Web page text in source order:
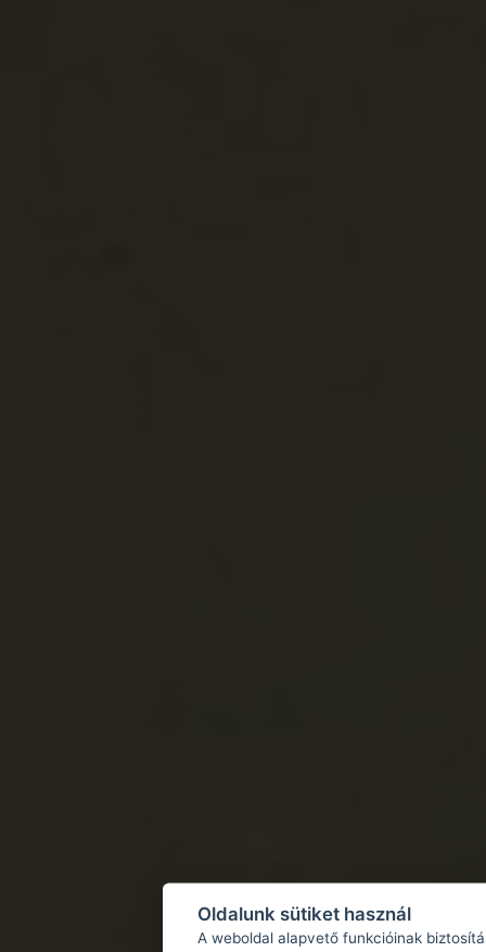
Oldalunk sütiket használ
A weboldal alapvető funkcióinak